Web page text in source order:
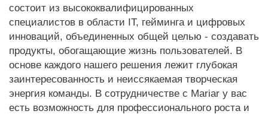
состоит из высококвалифицированных
специалистов в области IT, гейминга и цифровых
инноваций, объединенных общей целью - создавать
продукты, обогащающие жизнь пользователей. В
основе каждого нашего решения лежит глубокая
заинтересованность и неиссякаемая творческая
энергия команды. В сотрудничестве с Mariar у вас
есть возможность для профессионального роста и